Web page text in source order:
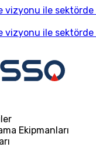
vizyonu ile sektörde
vizyonu ile sektörde
Ekipmanları